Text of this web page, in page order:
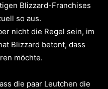
Blizzard-Franchises
so aus.
nicht die Regel sein, im
Blizzard betont, dass
möchte.
die paar Leutchen die